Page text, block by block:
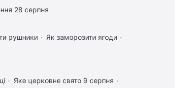
28 серпня
рушники
Як заморозити ягоди
Яке церковне свято 9 серпня